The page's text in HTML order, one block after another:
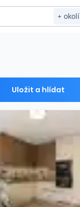
+ okolí
ceny
nemovitostí
v okresu Třebíč
Uložit a hlídat